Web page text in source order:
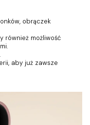
obrączek
również możliwość
aby już zawsze